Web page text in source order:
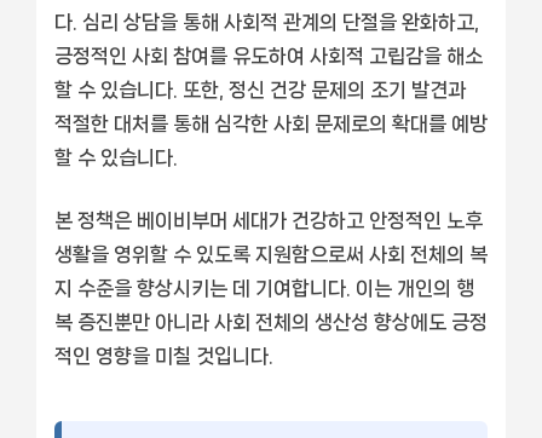
다. 심리 상담을 통해 사회적 관계의 단절을 완화하고,
긍정적인 사회 참여를 유도하여 사회적 고립감을 해소
할 수 있습니다. 또한, 정신 건강 문제의 조기 발견과
적절한 대처를 통해 심각한 사회 문제로의 확대를 예방
할 수 있습니다.
본 정책은 베이비부머 세대가 건강하고 안정적인 노후
생활을 영위할 수 있도록 지원함으로써 사회 전체의 복
지 수준을 향상시키는 데 기여합니다. 이는 개인의 행
복 증진뿐만 아니라 사회 전체의 생산성 향상에도 긍정
적인 영향을 미칠 것입니다.